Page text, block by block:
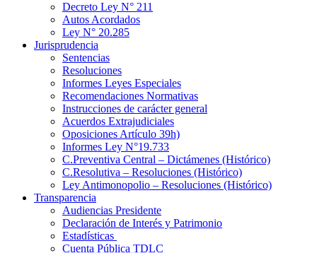
Decreto Ley N° 211
Autos Acordados
Ley N° 20.285
Jurisprudencia
Sentencias
Resoluciones
Informes Leyes Especiales
Recomendaciones Normativas
Instrucciones de carácter general
Acuerdos Extrajudiciales
Oposiciones Artículo 39h)
Informes Ley N°19.733
C.Preventiva Central – Dictámenes (Histórico)
C.Resolutiva – Resoluciones (Histórico)
Ley Antimonopolio – Resoluciones (Histórico)
Transparencia
Audiencias Presidente
Declaración de Interés y Patrimonio
Estadísticas
Cuenta Pública TDLC